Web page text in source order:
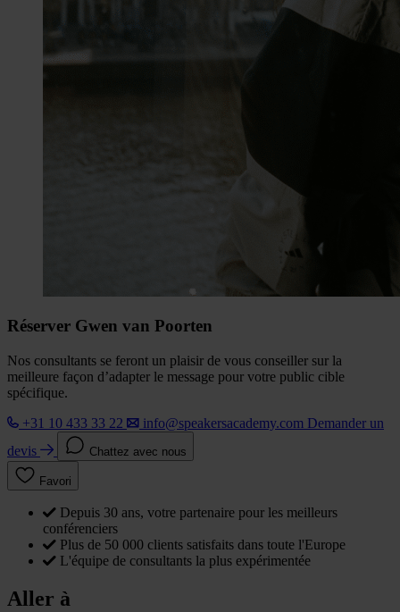
Réserver Gwen van Poorten
Nos consultants se feront un plaisir de vous conseiller sur la
meilleure façon d’adapter le message pour votre public cible
spécifique.
+31 10 433 33 22
info@speakersacademy.com Demander un
devis
Chattez avec nous
Favori
Depuis 30 ans, votre partenaire pour les meilleurs
conférenciers
Plus de 50 000 clients satisfaits dans toute l'Europe
L'équipe de consultants la plus expérimentée
Aller à